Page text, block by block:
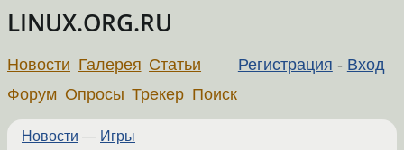
LINUX.ORG.RU
Регистрация - Вход
Новости Галерея Статьи
Форум Опросы Трекер Поиск
Новости — Игры